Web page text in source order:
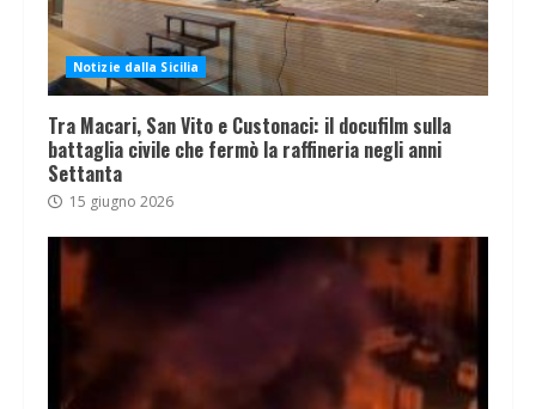
Notizie dalla Sicilia
Tra Macari, San Vito e Custonaci: il docufilm sulla
battaglia civile che fermò la raffineria negli anni
Settanta
15 giugno 2026